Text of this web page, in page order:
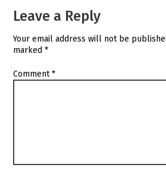
Leave a Reply
Your email address will not be
marked*
Comment*